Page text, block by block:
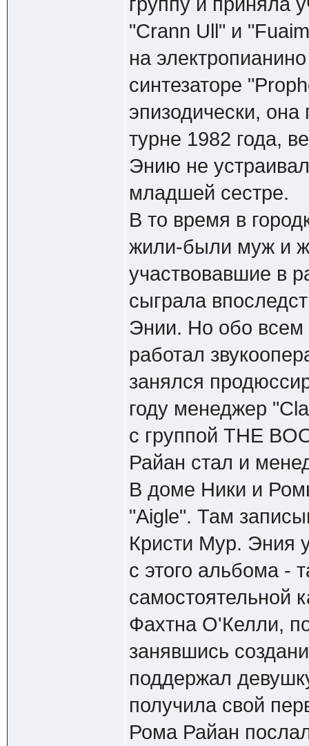
"Crann Ull" и
на
синтезаторе
эпизодически, она
турне 1982 года,
Энию не
младшей сестре.
В то время в
жили-были муж и
участвовавшие в
сыграла
Энии. Но обо всем
работал
занялся
году менеджер
с группой THE
Райан стал и
В доме Ники и
"Aigle". Там
Кристи Мур. Эния
с этого альбома -
самостоятельной
Фахтна О'Келли,
занявшись
поддержал
получила свой
Рома Райан